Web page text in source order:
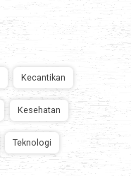
Kecantikan
Kesehatan
Teknologi